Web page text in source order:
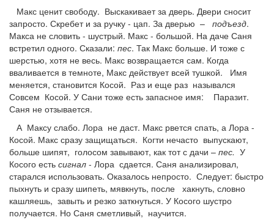
Макс ценит свободу. Выскакивает за дверь. Двери сносит
запросто. Скребет и за ручку - цап. За дверью – подъезд.
Макса не словить - шустрый. Макс - большой. На даче Саня
встретил одного. Сказали: пес. Так Макс больше. И тоже с
шерстью, хотя не весь. Макс возвращается сам. Когда
вваливается в темноте, Макс действует всей тушкой. Имя
меняется, становится Косой. Раз и еще раз назывался
Совсем Косой. У Сани тоже есть запасное имя: Паразит.
Саня не отзывается.
А Максу слабо. Лора не даст. Макс рвется спать, а Лора -
Косой. Макс сразу защищаться. Когти нечасто выпускают,
больше шипят, голосом завывают, как тот с дачи – пес. У
Косого есть сигнал - Лора сдается. Саня анализировал,
старался использовать. Оказалось непросто. Следует: быстро
пыхнуть и сразу шипеть, мявкнуть, после хакнуть, словно
кашляешь, завыть и резко заткнуться. У Косого шустро
получается. Но Саня сметливый, научится.